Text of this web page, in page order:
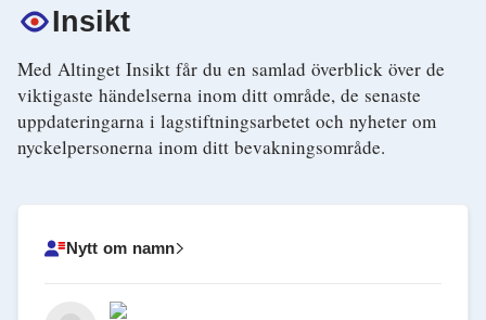
Insikt
Med Altinget Insikt får du en samlad överblick över de
viktigaste händelserna inom ditt område, de senaste
uppdateringarna i lagstiftningsarbetet och nyheter om
nyckelpersonerna inom ditt bevakningsområde.
Nytt om namn